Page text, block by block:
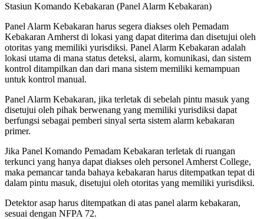
Stasiun Komando Kebakaran (Panel Alarm Kebakaran)
Panel Alarm Kebakaran harus segera diakses oleh Pemadam
Kebakaran Amherst di lokasi yang dapat diterima dan disetujui oleh
otoritas yang memiliki yurisdiksi. Panel Alarm Kebakaran adalah
lokasi utama di mana status deteksi, alarm, komunikasi, dan sistem
kontrol ditampilkan dan dari mana sistem memiliki kemampuan
untuk kontrol manual.
Panel Alarm Kebakaran, jika terletak di sebelah pintu masuk yang
disetujui oleh pihak berwenang yang memiliki yurisdiksi dapat
berfungsi sebagai pemberi sinyal serta sistem alarm kebakaran
primer.
Jika Panel Komando Pemadam Kebakaran terletak di ruangan
terkunci yang hanya dapat diakses oleh personel Amherst College,
maka pemancar tanda bahaya kebakaran harus ditempatkan tepat di
dalam pintu masuk, disetujui oleh otoritas yang memiliki yurisdiksi.
Detektor asap harus ditempatkan di atas panel alarm kebakaran,
sesuai dengan NFPA 72.